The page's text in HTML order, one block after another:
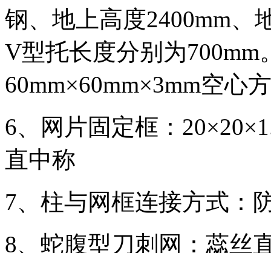
钢、地上高度2400mm、
V型托长度分别为700mm
60mm×60mm×3mm空心
6、网片固定框：
直中称
7、柱与网框连接方式：
8、蛇腹型刀刺网：蕊丝